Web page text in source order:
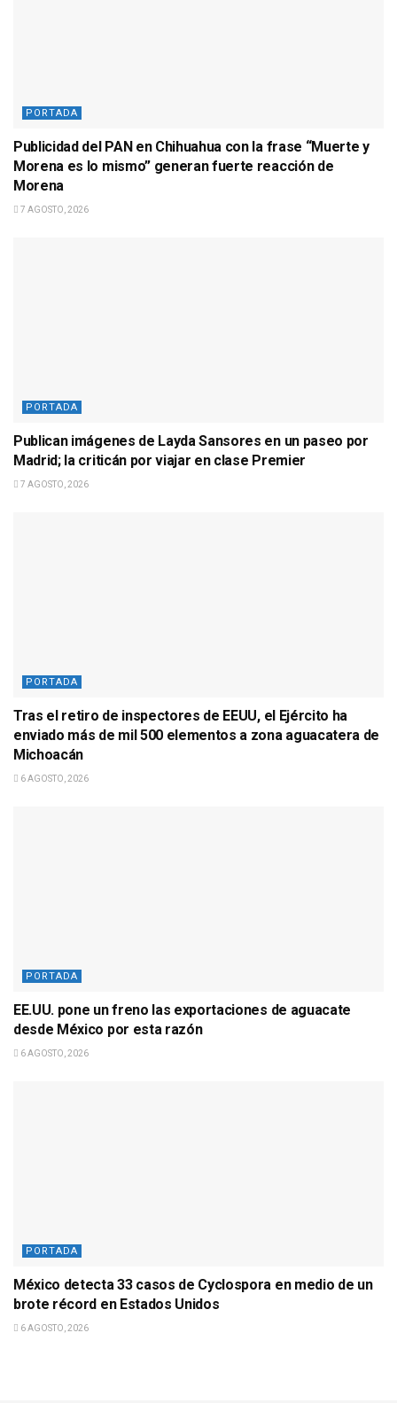
PORTADA
Publicidad del PAN en Chihuahua con la frase “Muerte y
Morena es lo mismo” generan fuerte reacción de
Morena
7 AGOSTO, 2026
PORTADA
Publican imágenes de Layda Sansores en un paseo por
Madrid; la criticán por viajar en clase Premier
7 AGOSTO, 2026
PORTADA
Tras el retiro de inspectores de EEUU, el Ejército ha
enviado más de mil 500 elementos a zona aguacatera de
Michoacán
6 AGOSTO, 2026
PORTADA
EE.UU. pone un freno las exportaciones de aguacate
desde México por esta razón
6 AGOSTO, 2026
PORTADA
México detecta 33 casos de Cyclospora en medio de un
brote récord en Estados Unidos
6 AGOSTO, 2026